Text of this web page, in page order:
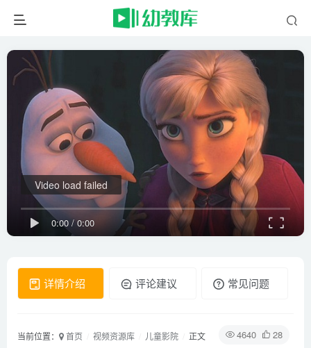
0:00/0:00
Video load failed
详情介绍 评论建议 常见问题
4640 28
当前位置： 首页 视频资源库 儿童影院 正文